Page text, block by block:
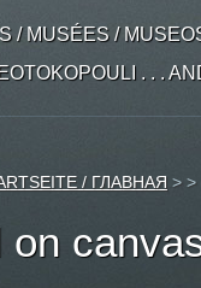
/ MUSÉES /
. . .
/ ГЛАВНАЯ > >